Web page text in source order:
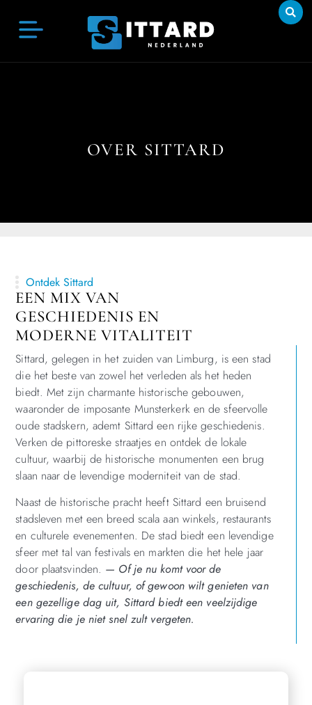
OVER SITTARD
Ontdek Sittard
EEN MIX VAN
GESCHIEDENIS EN
MODERNE VITALITEIT
Sittard, gelegen in het zuiden van Limburg, is een stad
die het beste van zowel het verleden als het heden
biedt. Met zijn charmante historische gebouwen,
waaronder de imposante Munsterkerk en de sfeervolle
oude stadskern, ademt Sittard een rijke geschiedenis.
Verken de pittoreske straatjes en ontdek de lokale
cultuur, waarbij de historische monumenten een brug
slaan naar de levendige moderniteit van de stad.
Naast de historische pracht heeft Sittard een bruisend
stadsleven met een breed scala aan winkels, restaurants
en culturele evenementen. De stad biedt een levendige
sfeer met tal van festivals en markten die het hele jaar
door plaatsvinden. — Of je nu komt voor de
geschiedenis, de cultuur, of gewoon wilt genieten van
een gezellige dag uit, Sittard biedt een veelzijdige
ervaring die je niet snel zult vergeten.